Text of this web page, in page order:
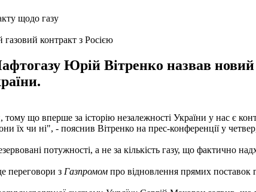
контракт з Росією
Юрій Вітренко назвав
що вперше за історію незалежності України у нас є
їх чи ні", - пояснив Вітренко на прес-конференції у
потужності, а не за кількість газу, що фактично
переговори з Газпромом про відновлення прямих поставок